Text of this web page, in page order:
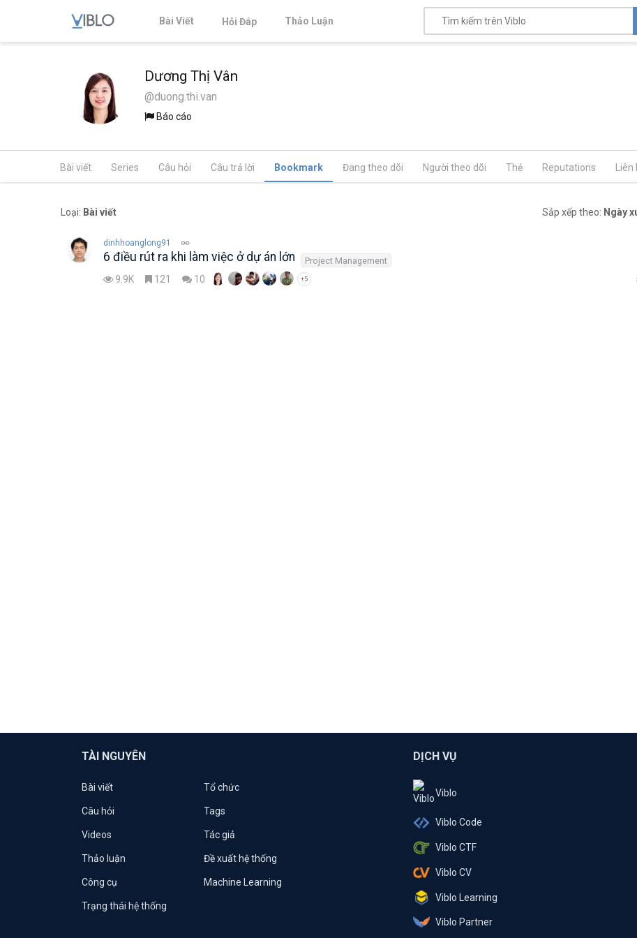
Bài Viết Hỏi Đáp Thảo Luận
Dương Thị Vân
@duong.thi.van
Báo cáo
Bài viết Series Câu hỏi Câu trả lời Bookmark Đang theo dõi Người theo dõi Thẻ Reputations
Loại: Bài viết Sắp xếp theo: Ngày
dinhhoanglong91
6 điều rút ra khi làm việc ở dự án lớn Project Management
9.9K 121 10 +5
TÀI NGUYÊN
Bài viết Tổ chức
Câu hỏi Tags
Videos Tác giả
Thảo luận Đề xuất hệ thống
Công cụ Machine Learning
Trạng thái hệ thống
DỊCH VỤ
Viblo
Viblo Code
Viblo CTF
Viblo CV
Viblo Learning
Viblo Partner